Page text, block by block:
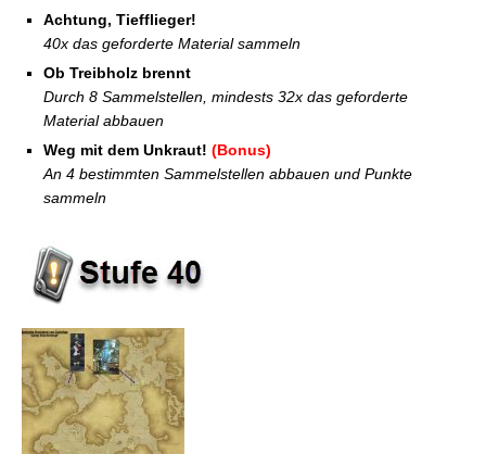
Achtung, Tiefflieger!
40x das geforderte Material sammeln
Ob Treibholz brennt
Durch 8 Sammelstellen, mindests 32x das geforderte
Material abbauen
Weg mit dem Unkraut! (Bonus)
An 4 bestimmten Sammelstellen abbauen und Punkte
sammeln